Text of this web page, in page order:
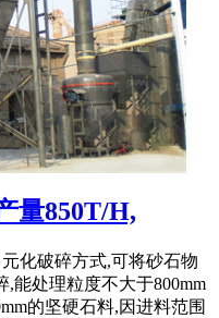
量850T/H,
化破碎方式,可将砂石物
能处理粒度不大于800mm
的坚硬石料,因进料范围